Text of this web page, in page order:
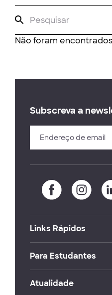
Não foram
Subscreva a
Links Rápidos
Para Estudantes
Atualidade